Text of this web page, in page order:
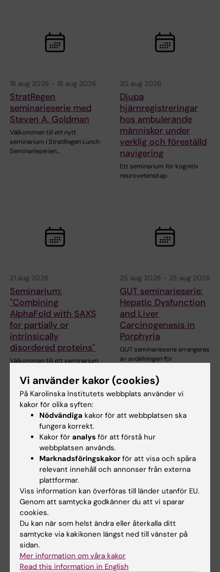
18 aug 2026 - 18 aug 2026
StratRegen
seminarieserie med
Steven A. Goldman
Välkommen till ett nytt
seminarium i StratRegen Lunch
Seminarieserien…
20 aug 2026
Djupa
hjärnregistreringar
hos ambulerande
människor under
verklig och föreställd
navigering
Ett seminarium för kognitiv
neurovetenskap
21 aug 2026
Seminarium:
"Combining
AlphaFold with SAXS
for partially or
intrinsically
disordered proteins"
Välkommen till ett seminarium
Mattia Rocco,…
25 aug 2026 - 25 aug 2026
GUT seminarieserie:
Hepatic Dysfunction
and Liver
Carcinogenesis in
Porphyria
GUT seminarieserie arrangeras
av avdelningen för
26 aug 2026-26 aug 2026
StratNeuro-
seminarium:
"Sympathetic
circuits in Obesity"
Välkommen till nästa
StratNeuro-seminarium med
professor Ana Domingos från…
Seminarium:
"Celltyper och
tillstånd vid kronisk
smärta"
Medical Schhol…
Vi använder kakor (cookies)
På Karolinska Institutets webbplats använder vi
kakor för olika syften:
Nödvändiga kakor för att webbplatsen ska
fungera korrekt.
Kakor för analys för att förstå hur
webbplatsen används.
Marknadsföringskakor för att visa och spåra
relevant innehåll och annonser från externa
plattformar.
Viss information kan överföras till länder utanför EU.
Genom att samtycka godkänner du att vi sparar
cookies.
Du kan när som helst ändra eller återkalla ditt
samtycke via kakikonen längst ned till vänster på
sidan.
Mer information om våra kakor
Read this information in English